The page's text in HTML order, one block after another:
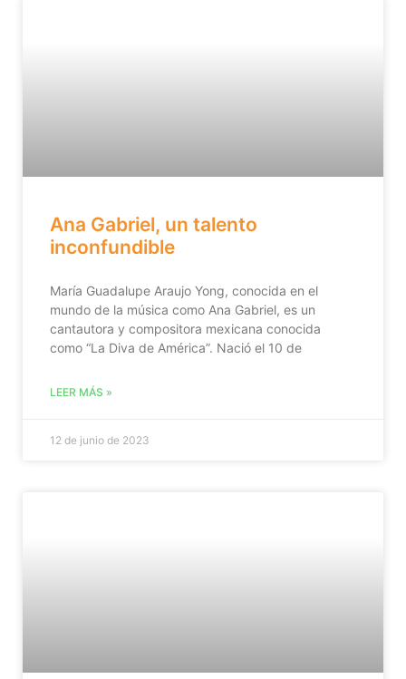
Ana Gabriel, un talento
inconfundible
María Guadalupe Araujo Yong, conocida en el
mundo de la música como Ana Gabriel, es un
cantautora y compositora mexicana conocida
como “La Diva de América”. Nació el 10 de
LEER MÁS »
12 de junio de 2023